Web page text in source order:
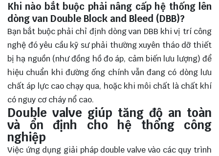
Khi nào bắt buộc phải nâng cấp hệ thống lên
dòng van Double Block and Bleed (DBB)?
Bạn bắt buộc phải chỉ định dòng van DBB khi vị trí công
nghệ đó yêu cầu kỹ sư phải thường xuyên tháo dỡ thiết
bị hạ nguồn (như đồng hồ đo áp, cảm biến lưu lượng) để
hiệu chuẩn khi đường ống chính vẫn đang có dòng lưu
chất áp lực cao chạy qua, hoặc khi môi chất là chất khí
có nguy cơ cháy nổ cao.
Double valve giúp tăng độ an toàn
và ổn định cho hệ thống công
nghiệp
Việc ứng dụng giải pháp double valve vào các quy trình